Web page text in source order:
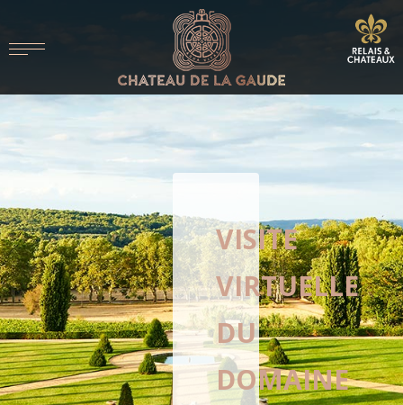
VISITE
VIRTUELLE
DU
DOMAINE